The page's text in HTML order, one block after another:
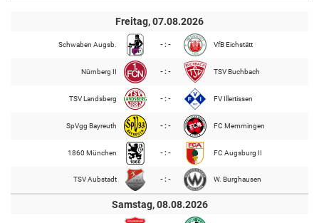
Freitag, 07.08.2026
Schwaben Augsb. - : - VfB Eichstätt
Nürnberg II - : - TSV Buchbach
TSV Landsberg - : - FV Illertissen
SpVgg Bayreuth - : - FC Memmingen
1860 München - : - FC Augsburg II
TSV Aubstadt - : - W. Burghausen
Samstag, 08.08.2026